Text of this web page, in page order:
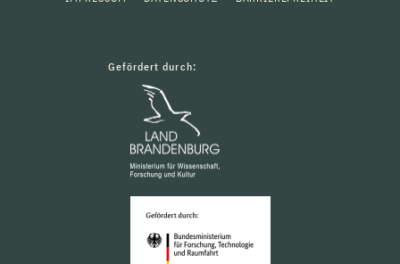
Gefördert durch: